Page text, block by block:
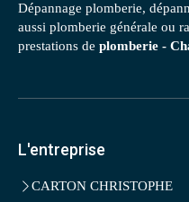
Dépannage plomberie,
aussi plomberie générale ou
prestations de plomberie -
L'entreprise
CARTON CHRISTOPHE